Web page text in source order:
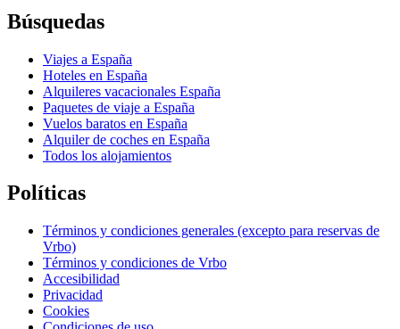
Búsquedas
Viajes a España
Hoteles en España
Alquileres vacacionales España
Paquetes de viaje a España
Vuelos baratos en España
Alquiler de coches en España
Todos los alojamientos
Políticas
Términos y condiciones generales (excepto para reservas de
Vrbo)
Términos y condiciones de Vrbo
Accesibilidad
Privacidad
Cookies